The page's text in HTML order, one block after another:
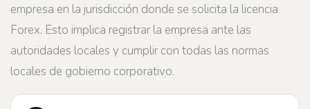
empresa en la jurisdicción donde se solicita la licencia
Forex. Esto implica registrar la empresa ante las
autoridades locales y cumplir con todas las normas
locales de gobierno corporativo.